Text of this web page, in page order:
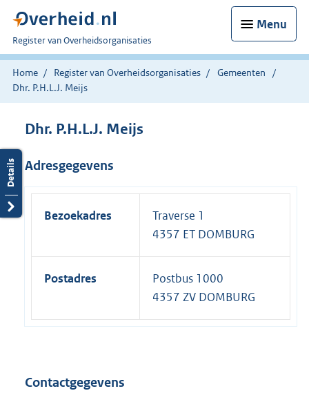
Menu
U
bent
nu
hier:
Register van Overheidsorganisaties
Home Register van Overheidsorganisaties
Gemeenten
Dhr. P.H.L.J. Meijs
Dhr. P.H.L.J. Meijs
Adresgegevens
Bezoekadres
Traverse 1
4357 ET DOMBURG
Postadres
Postbus 1000
4357 ZV DOMBURG
Contactgegevens